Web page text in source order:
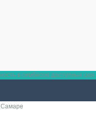
в симбиозе доступных цен.